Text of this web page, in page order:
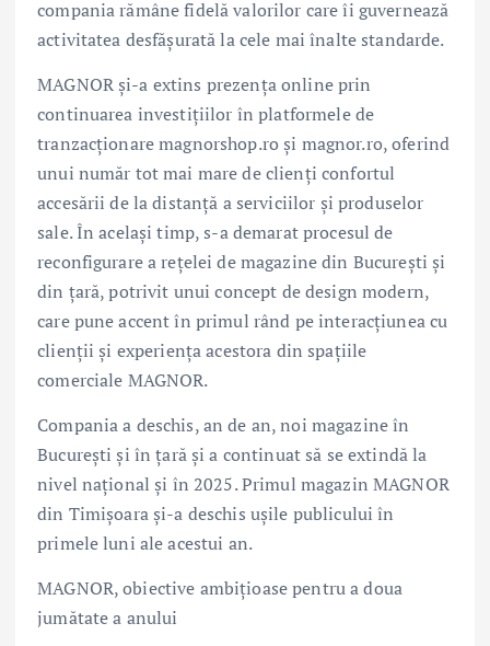
compania rămâne fidelă valorilor care îi guvernează
activitatea desfășurată la cele mai înalte standarde.
MAGNOR și-a extins prezența online prin
continuarea investițiilor în platformele de
tranzacționare magnorshop.ro și magnor.ro, oferind
unui număr tot mai mare de clienți confortul
accesării de la distanță a serviciilor și produselor
sale. În același timp, s-a demarat procesul de
reconfigurare a rețelei de magazine din București și
din țară, potrivit unui concept de design modern,
care pune accent în primul rând pe interacțiunea cu
clienții și experiența acestora din spațiile
comerciale MAGNOR.
Compania a deschis, an de an, noi magazine în
București și în țară și a continuat să se extindă la
nivel național și în 2025. Primul magazin MAGNOR
din Timișoara și-a deschis ușile publicului în
primele luni ale acestui an.
MAGNOR, obiective ambițioase pentru a doua
jumătate a anului